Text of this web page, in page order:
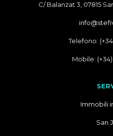
C/ Balanzat 3, 07815
Telefono:
Mobile: (+34)
Immobili
San